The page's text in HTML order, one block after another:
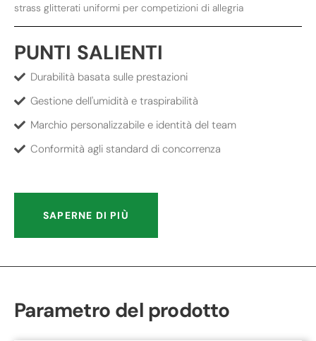
strass glitterati uniformi per competizioni di allegria
PUNTI SALIENTI
Durabilità basata sulle prestazioni
Gestione dell'umidità e traspirabilità
Marchio personalizzabile e identità del team
Conformità agli standard di concorrenza
SAPERNE DI PIÙ
Parametro del prodotto